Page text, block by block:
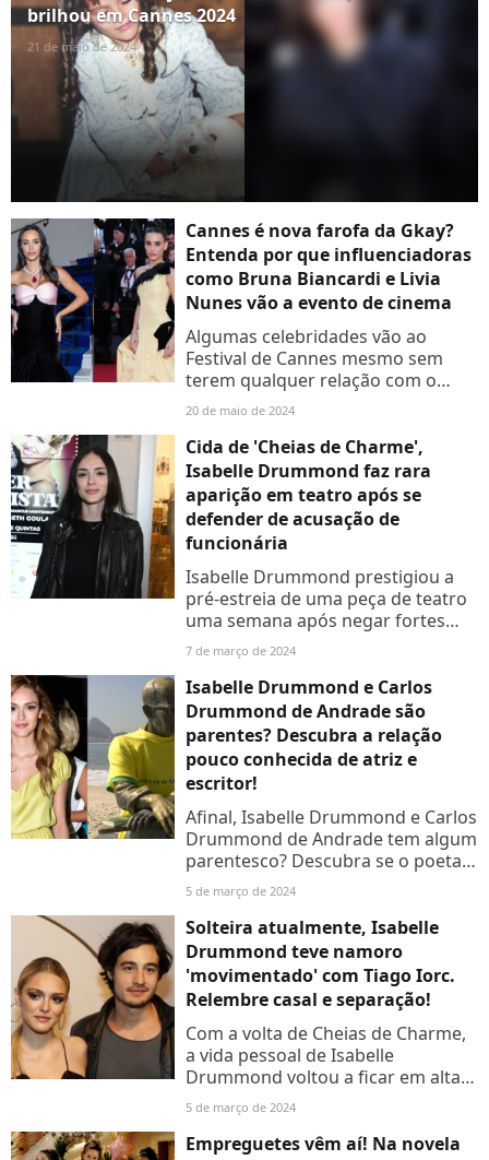
brilhou em Cannes 2024
21 de maio de 2024
Cannes é nova farofa da Gkay?
Entenda por que influenciadoras
como Bruna Biancardi e Livia
Nunes vão a evento de cinema
Algumas celebridades vão ao
Festival de Cannes mesmo sem
terem qualquer relação com o
cinema. Entenda por que isso
20 de maio de 2024
Cida de 'Cheias de Charme',
Isabelle Drummond faz rara
aparição em teatro após se
defender de acusação de
funcionária
Isabelle Drummond prestigiou a
pré-estreia de uma peça de teatro
uma semana após negar fortes
acusações de uma ex-funcionária
7 de março de 2024
Isabelle Drummond e Carlos
Drummond de Andrade são
parentes? Descubra a relação
pouco conhecida de atriz e
escritor!
Afinal, Isabelle Drummond e Carlos
Drummond de Andrade tem algum
parentesco? Descubra se o poeta
famoso e atriz são da mesma
familia e algumas curiosidades
sobre a familia Drummond
5 de março de 2024
Solteira atualmente, Isabelle
Drummond teve namoro
'movimentado' com Tiago Iorc.
Relembre casal e separação!
Com a volta de Cheias de Charme,
a vida pessoal de Isabelle
Drummond voltou a ficar em alta.
Descubra mais detalhes sobre o
namoro da atriz com o cantor
Tiago Iorc e qual atriz foi...
5 de março de 2024
Empreguetes vêm aí! Na novela